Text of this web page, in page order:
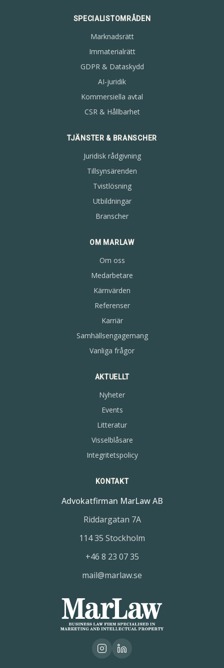
SPECIALISTOMRÅDEN
Marknadsrätt
Immaterialrätt
GDPR & Dataskydd
AI-juridik
Kommersiella avtal
CSR & Hållbarhet
TJÄNSTER & BRANSCHER
Juridisk rådgivning
Tillsynsärenden
Tvistlösning
Utbildningar
Branscher
OM MARLAW
Om oss
Medarbetare
Kärnvärden
Referenser
Karriär
Samhällsengagemang
Vanliga frågor
AKTUELLT
Nyheter
Events
Litteratur
Visselblåsare
Integritetspolicy
KONTAKT
Advokatfirman MarLaw AB
Riddargatan 7A
114 35 Stockholm
+46 8 23 07 35
mail@marlaw.se